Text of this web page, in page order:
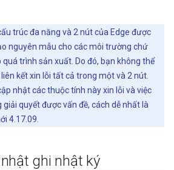
trúc đa năng và 2 nút của Edge được
nguyên mẫu cho các môi trường chứ
quá trình sản xuất. Do đó, bạn không thể
kết xin lỗi tất cả trong một và 2 nút.
nhật các thuộc tính này xin lỗi và việc
quyết được vấn đề, cách dễ nhất là
4.17.09.
ghi nhật ký